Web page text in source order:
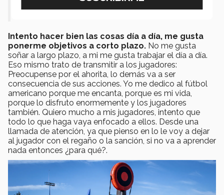
cobrar la factura en la cancha.
Intento hacer bien las cosas día a día, me gusta
ponerme objetivos a corto plazo. No me gusta
soñar a largo plazo, a mi me gusta trabajar el día a día.
Eso mismo trato de transmitir a los jugadores:
Preocupense por el ahorita, lo demás va a ser
consecuencia de sus acciones. Yo me dedico al fútbol
americano porque me encanta, porque es mi vida,
porque lo disfruto enormemente y los jugadores
también. Quiero mucho a mis jugadores, intento que
todo lo que haga vaya enfocado a ellos. Desde una
llamada de atención, ya que pienso en lo le voy a dejar
al jugador con el regaño o la sanción, si no va a aprender
nada entonces ¿para qué?.